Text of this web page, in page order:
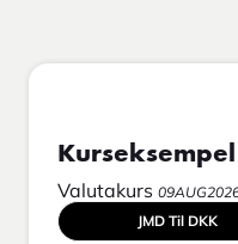
Kurseksempel
Valutakurs
JMD Til DKK